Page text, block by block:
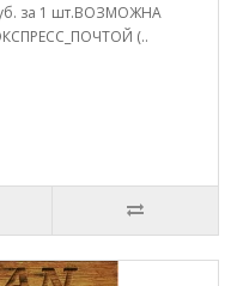
за 1 шт.ВОЗМОЖНА
(..